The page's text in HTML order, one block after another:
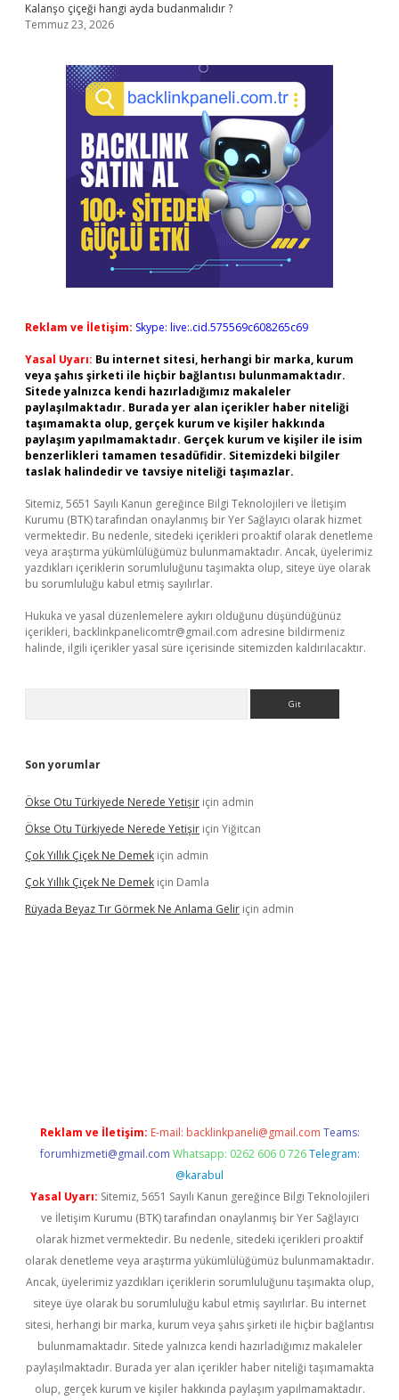
Kalanşo çiçeği hangi ayda budanmalıdır ?
Temmuz 23, 2026
Reklam ve İletişim: Skype: live:.cid.575569c608265c69
Yasal Uyarı: Bu internet sitesi, herhangi bir marka, kurum
veya şahıs şirketi ile hiçbir bağlantısı bulunmamaktadır.
Sitede yalnızca kendi hazırladığımız makaleler
paylaşılmaktadır. Burada yer alan içerikler haber niteliği
taşımamakta olup, gerçek kurum ve kişiler hakkında
paylaşım yapılmamaktadır. Gerçek kurum ve kişiler ile isim
benzerlikleri tamamen tesadüfidir. Sitemizdeki bilgiler
taslak halindedir ve tavsiye niteliği taşımazlar.
Sitemiz, 5651 Sayılı Kanun gereğince Bilgi Teknolojileri ve İletişim
Kurumu (BTK) tarafından onaylanmış bir Yer Sağlayıcı olarak hizmet
vermektedir. Bu nedenle, sitedeki içerikleri proaktif olarak denetleme
veya araştırma yükümlülüğümüz bulunmamaktadır. Ancak, üyelerimiz
yazdıkları içeriklerin sorumluluğunu taşımakta olup, siteye üye olarak
bu sorumluluğu kabul etmiş sayılırlar.
Hukuka ve yasal düzenlemelere aykırı olduğunu düşündüğünüz
içerikleri, backlinkpanelicomtr@gmail.com adresine bildirmeniz
halinde, ilgili içerikler yasal süre içerisinde sitemizden kaldırılacaktır.
Son yorumlar
Ökse Otu Türkiyede Nerede Yetişir için admin
Ökse Otu Türkiyede Nerede Yetişir için Yiğitcan
Çok Yıllık Çiçek Ne Demek için admin
Çok Yıllık Çiçek Ne Demek için Damla
Rüyada Beyaz Tır Görmek Ne Anlama Gelir için admin
Reklam ve İletişim: E-mail: backlinkpaneli@gmail.com Teams:
forumhizmeti@gmail.com Whatsapp: 0262 606 0 726 Telegram:
@karabul
Yasal Uyarı: Sitemiz, 5651 Sayılı Kanun gereğince Bilgi Teknolojileri
ve İletişim Kurumu (BTK) tarafından onaylanmış bir Yer Sağlayıcı
olarak hizmet vermektedir. Bu nedenle, sitedeki içerikleri proaktif
olarak denetleme veya araştırma yükümlülüğümüz bulunmamaktadır.
Ancak, üyelerimiz yazdıkları içeriklerin sorumluluğunu taşımakta olup,
siteye üye olarak bu sorumluluğu kabul etmiş sayılırlar. Bu internet
sitesi, herhangi bir marka, kurum veya şahıs şirketi ile hiçbir bağlantısı
bulunmamaktadır. Sitede yalnızca kendi hazırladığımız makaleler
paylaşılmaktadır. Burada yer alan içerikler haber niteliği taşımamakta
olup, gerçek kurum ve kişiler hakkında paylaşım yapılmamaktadır.